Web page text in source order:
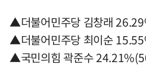
▲더불어민주당 김창래
▲더불어민주당 최이순
▲국민의힘 곽준수